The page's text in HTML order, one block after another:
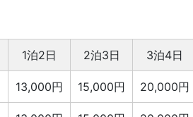
1泊2日 2泊3日 3泊4日
13,000円 15,000円 20,000円